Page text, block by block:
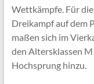
Wettkämpfe. Für
Dreikampf auf dem
maßen sich im
den Altersklassen
Hochsprung hinzu.